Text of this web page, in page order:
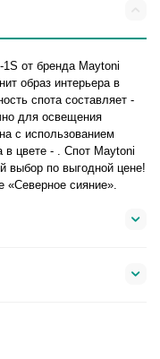
от бренда Maytoni
образ интерьера в
спота составляет -
для освещения
с использованием
цвете - . Спот Maytoni
выбор по выгодной цене!
«Северное сияние».